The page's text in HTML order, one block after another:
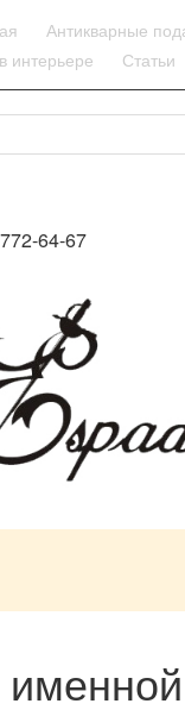
Антикварные
интерьере
Статьи
64-67